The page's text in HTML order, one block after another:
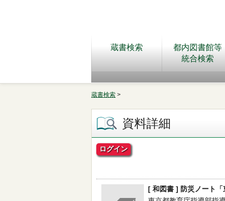
蔵書検索
都内図書館等
統合検索
蔵書検索 >
資料詳細
ログイン
[ 和図書 ] 防災ノート